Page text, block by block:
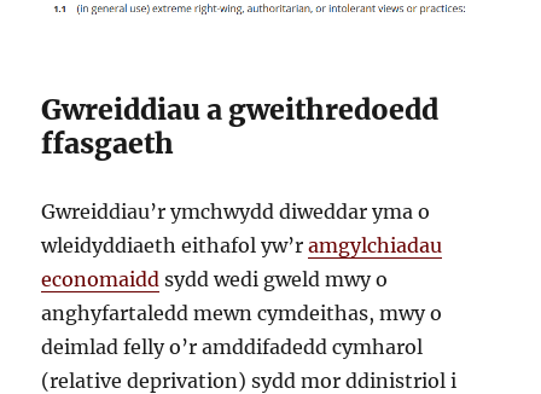
Gwreiddiau a gweithredoedd
ffasgaeth
Gwreiddiau’r ymchwydd diweddar yma o
wleidyddiaeth eithafol yw’ramgylchiadau
economaidd sydd wedi gweld mwy o
anghyfartaledd mewn cymdeithas, mwy o
deimlad felly o’r amddifadedd cymharol
(relative deprivation) sydd mor ddinistriol i